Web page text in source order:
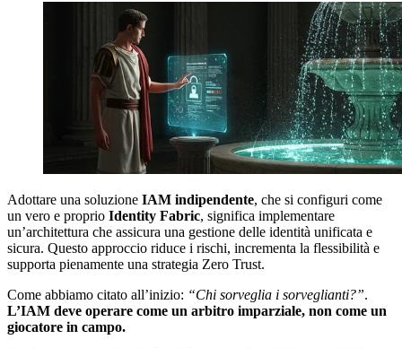
Adottare una soluzione IAM indipendente, che si configuri come
un vero e proprio Identity Fabric, significa implementare
un’architettura che assicura una gestione delle identità unificata e
sicura. Questo approccio riduce i rischi, incrementa la flessibilità e
supporta pienamente una strategia Zero Trust.
Come abbiamo citato all’inizio: “Chi sorveglia i sorveglianti?”.
L’IAM deve operare come un arbitro imparziale, non come un
giocatore in campo.